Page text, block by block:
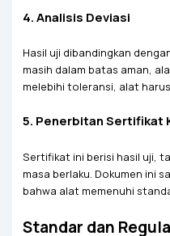
4. Analisis Deviasi
Hasil uji dibandingkan
masih dalam batas aman,
melebihi toleransi, alat
5. Penerbitan Sertifikat
Sertifikat ini berisi hasil uji,
masa berlaku. Dokumen ini
bahwa alat memenuhi
Standar dan